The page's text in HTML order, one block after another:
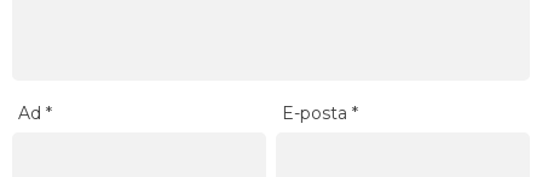
Ad * E-posta*